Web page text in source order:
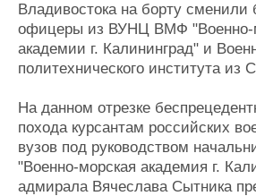
Конференции
Выставки и семинары
Личности
Флот
Все
Владивостока на борту сменили
офицеры из ВУНЦ ВМФ "Военно-
академии г. Калининград" и
политехнического института из
На данном отрезке
похода курсантам российских
вузов под руководством
"Военно-морская академия г.
адмирала Вячеслава Сытника